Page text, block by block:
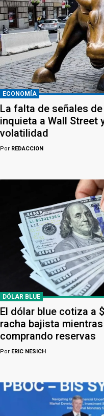
ECONOMÍA
La falta de señales de
inquieta a Wall Street
volatilidad
Por REDACCION
DÓLAR BLUE
El dólar blue cotiza a
racha bajista
comprando reservas
Por ERIC NESICH